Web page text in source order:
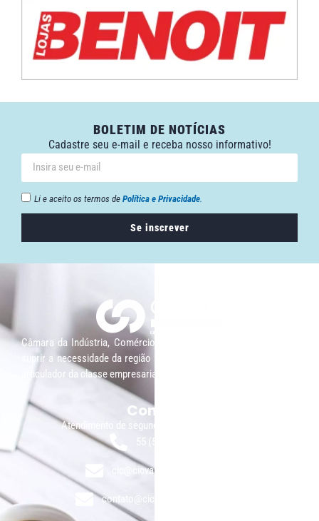
BOLETIM DE NOTÍCIAS
Cadastre seu e-mail e receba nosso informativo!
Li e aceito os termos de Política e Privacidade.
Se inscrever
Câmara da Indústria, Comércio e Serviços surgiu em 2005, para
suprir a necessidade da região de ter um organismo que fosse o
articulador da classe empresarial.
Contato:
Atendimento de segunda à sexta, das 9h às 18h.
55 (51) 3011 6982
cic@cicvaledotaquari.com.br
contato@cicvaledotaquari.com.br